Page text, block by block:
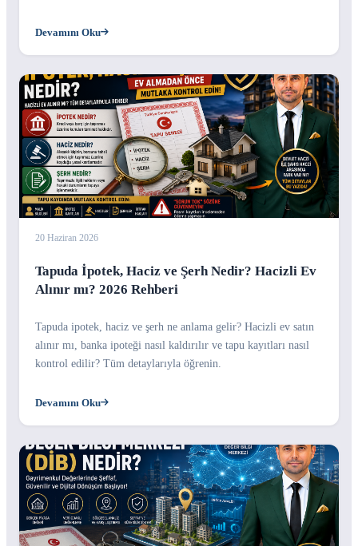
Devamını Oku
20 Haziran 2026
Tapuda İpotek, Haciz ve Şerh Nedir? Hacizli Ev
Alınır mı? 2026 Rehberi
Tapuda ipotek, haciz ve şerh ne anlama gelir? Hacizli ev satın
alınır mı, banka ipoteği nasıl kaldırılır ve tapu kayıtları nasıl
kontrol edilir? Tüm detaylarıyla öğrenin.
Devamını Oku